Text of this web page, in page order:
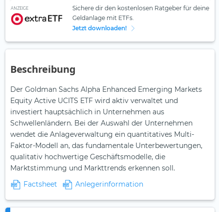
ANZEIGE
Sichere dir den kostenlosen Ratgeber für deine
Geldanlage mit ETFs.
Jetzt downloaden!
Beschreibung
Der Goldman Sachs Alpha Enhanced Emerging Markets
Equity Active UCITS ETF wird aktiv verwaltet und
investiert hauptsächlich in Unternehmen aus
Schwellenländern. Bei der Auswahl der Unternehmen
wendet die Anlageverwaltung ein quantitatives Multi-
Faktor-Modell an, das fundamentale Unterbewertungen,
qualitativ hochwertige Geschäftsmodelle, die
Marktstimmung und Markttrends erkennen soll.
Factsheet
Anlegerinformation